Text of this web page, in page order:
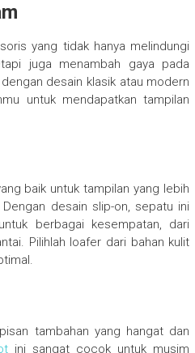
yang tidak hanya melindungi
juga menambah gaya pada
desain klasik atau modern
untuk mendapatkan tampilan
baik untuk tampilan yang lebih
desain slip-on, sepatu ini
berbagai kesempatan, dari
Pilihlah loafer dari bahan kulit
tambahan yang hangat dan
ini sangat cocok untuk musim